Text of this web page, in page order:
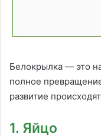
Белокрылка — это
полное
развитие
1. Яйцо